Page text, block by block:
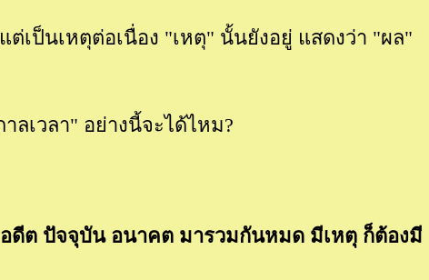
เป็นเหตุต่อเนื่อง "เหตุ" นั้นยังอยู่ แสดงว่า "ผล"
เวลา" อย่างนี้จะได้ไหม?
อดีต ปัจจุบัน อนาคต มารวมกันหมด มีเหตุ ก็ต้องมี